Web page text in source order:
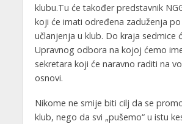
klubu.Tu će također predstavnik
koji će imati određena zaduženja
učlanjenja u klub. Do kraja sedmice
Upravnog odbora na kojoj ćemo
sekretara koji će naravno raditi na
osnovi.
Nikome ne smije biti cilj da se
klub, nego da svi „pušemo“ u istu